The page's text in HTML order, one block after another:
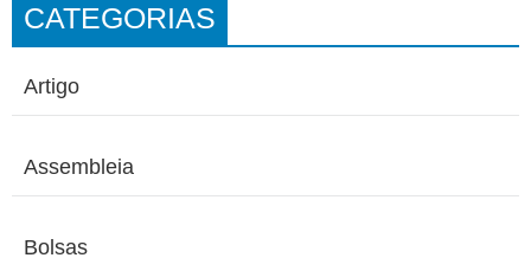
CATEGORIAS
Artigo
Assembleia
Bolsas